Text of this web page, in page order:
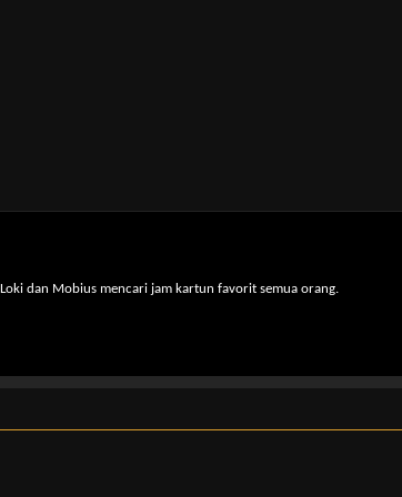
dan Mobius mencari jam kartun favorit semua orang.